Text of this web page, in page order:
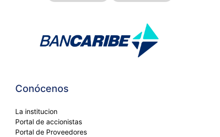
Conócenos
La institucion
Portal de accionistas
Portal de Proveedores